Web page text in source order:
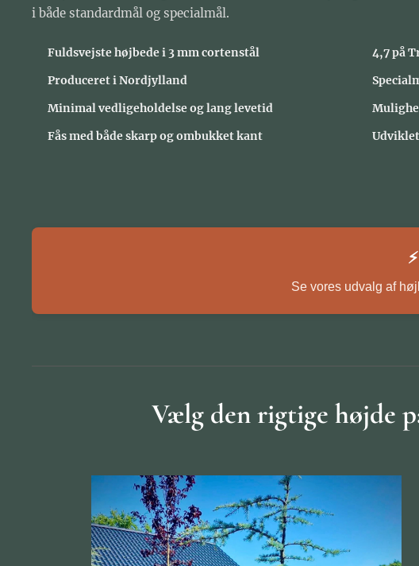
i både standardmål og specialmål.
✔ Fuldsvejste højbede i 3 mm cortenstål
⭐ 4,7 på
✔ Produceret i Nordjylland
✔
✔ Minimal vedligeholdelse og lang levetid
✔
✔ Fås med både skarp og ombukket kant
✔
Se vores udvalg af
Vælg den rigtige højde